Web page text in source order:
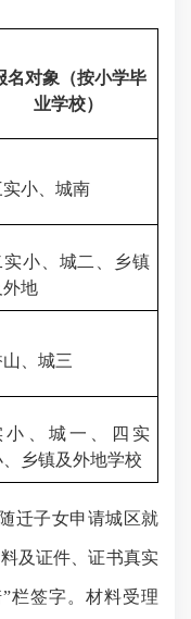
名对象（按小学毕
业学校）
实小、城南
实小、城二、乡镇
外地
山、城三
小、城一、四实
、乡镇及外地学校
迁子女申请城区就
及证件、证书真实
栏签字。材料受理